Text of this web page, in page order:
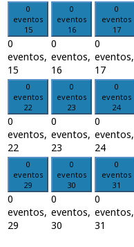
0
eventos
15
0
eventos,
15
0
eventos
16
0
eventos,
16
0
eventos
17
0
eventos,
17
0
eventos
22
0
eventos,
22
0
eventos
23
0
eventos,
23
0
eventos
24
0
eventos,
24
0
eventos
29
0
eventos,
29
0
eventos
30
0
eventos,
30
0
eventos
31
0
eventos,
31